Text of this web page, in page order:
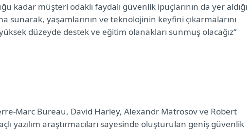
kadar müşteri odaklı faydalı güvenlik ipuçlarının da yer aldığı
yaşamlarının ve teknolojinin keyfini çıkarmalarını
düzeyde destek ve eğitim olanakları sunmuş olacağız“
Marc Bureau, David Harley, Alexandr Matrosov ve Robert
yazılım araştırmacıları sayesinde oluşturulan geniş güvenlik